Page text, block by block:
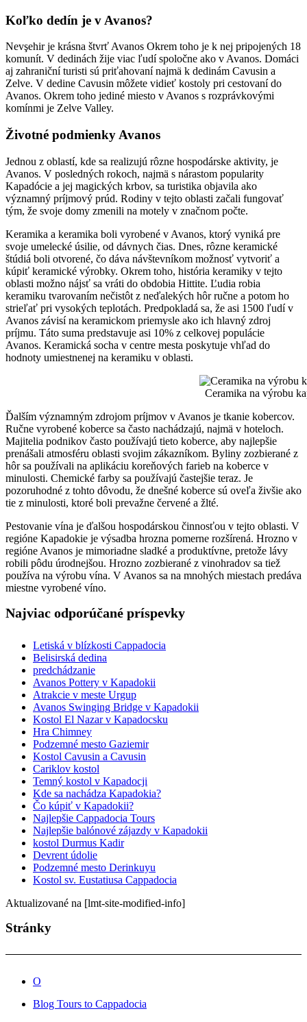
Koľko dedín je v Avanos?
Nevşehir je krásna štvrť Avanos Okrem toho je k nej pripojených 18
komunít. V dedinách žije viac ľudí spoločne ako v Avanos. Domáci
aj zahraniční turisti sú priťahovaní najmä k dedinám Cavusin a
Zelve. V dedine Cavusin môžete vidieť kostoly pri cestovaní do
Avanos. Okrem toho jediné miesto v Avanos s rozprávkovými
komínmi je Zelve Valley.
Životné podmienky Avanos
Jednou z oblastí, kde sa realizujú rôzne hospodárske aktivity, je
Avanos. V posledných rokoch, najmä s nárastom popularity
Kapadócie a jej magických krbov, sa turistika objavila ako
významný príjmový prúd. Rodiny v tejto oblasti začali fungovať
tým, že svoje domy zmenili na motely v značnom počte.
Keramika a keramika boli vyrobené v Avanos, ktorý vyniká pre
svoje umelecké úsilie, od dávnych čias. Dnes, rôzne keramické
štúdiá boli otvorené, čo dáva návštevníkom možnosť vytvoriť a
kúpiť keramické výrobky. Okrem toho, história keramiky v tejto
oblasti možno nájsť sa vráti do obdobia Hittite. Ľudia robia
keramiku tvarovaním nečistôt z neďalekých hôr ručne a potom ho
strieľať pri vysokých teplotách. Predpokladá sa, že asi 1500 ľudí v
Avanos závisí na keramickom priemysle ako ich hlavný zdroj
príjmu. Táto suma predstavuje asi 10% z celkovej populácie
Avanos. Keramická socha v centre mesta poskytuje vhľad do
hodnoty umiestnenej na keramiku v oblasti.
Ceramika na výrobu
Ďalším významným zdrojom príjmov v Avanos je tkanie kobercov.
Ručne vyrobené koberce sa často nachádzajú, najmä v hoteloch.
Majitelia podnikov často používajú tieto koberce, aby najlepšie
prenášali atmosféru oblasti svojim zákazníkom. Byliny zozbierané z
hôr sa používali na aplikáciu koreňových farieb na koberce v
minulosti. Chemické farby sa používajú častejšie teraz. Je
pozoruhodné z tohto dôvodu, že dnešné koberce sú oveľa živšie ako
tie z minulosti, ktoré boli prevažne červené a žlté.
Pestovanie vína je ďalšou hospodárskou činnosťou v tejto oblasti. V
regióne Kapadokie je výsadba hrozna pomerne rozšírená. Hrozno v
regióne Avanos je mimoriadne sladké a produktívne, pretože lávy
robili pôdu úrodnejšou. Hrozno zozbierané z vinohradov sa tiež
používa na výrobu vína. V Avanos sa na mnohých miestach predáva
miestne vyrobené víno.
Najviac odporúčané príspevky
Letiská v blízkosti Cappadocia
Belisirská dedina
predchádzanie
Avanos Pottery v Kapadokii
Atrakcie v meste Urgup
Avanos Swinging Bridge v Kapadokii
Kostol El Nazar v Kapadocsku
Hra Chimney
Podzemné mesto Gaziemir
Kostol Cavusin a Cavusin
Cariklov kostol
Temný kostol v Kapadocji
Kde sa nachádza Kapadokia?
Čo kúpiť v Kapadokii?
Najlepšie Cappadocia Tours
Najlepšie balónové zájazdy v Kapadokii
kostol Durmus Kadir
Devrent údolie
Podzemné mesto Derinkuyu
Kostol sv. Eustatiusa Cappadocia
Aktualizované na [lmt-site-modified-info]
Stránky
O
Blog Tours to Cappadocia